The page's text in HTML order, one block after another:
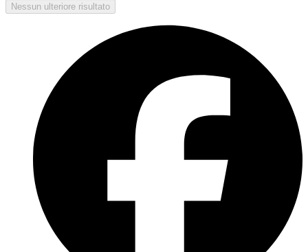
Nessun ulteriore risultato